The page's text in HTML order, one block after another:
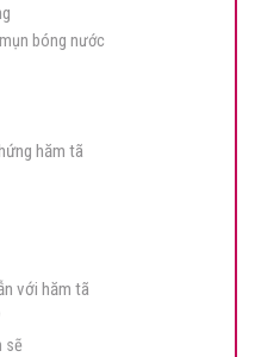
bóng nước
hăm tã
với hăm tã
sẽ